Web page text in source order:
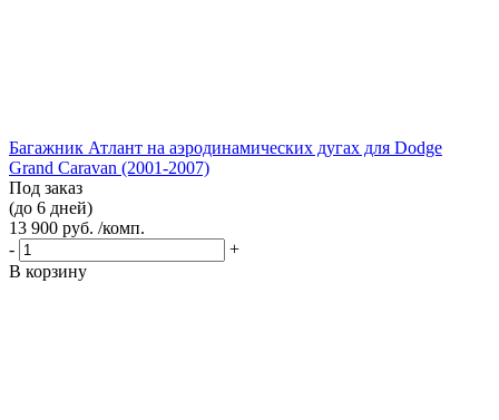
Багажник Атлант на аэродинамических дугах для Dodge
Grand Caravan (2001-2007)
Под заказ
(до 6 дней)
13 900 руб. /комп.
-
+
В корзину